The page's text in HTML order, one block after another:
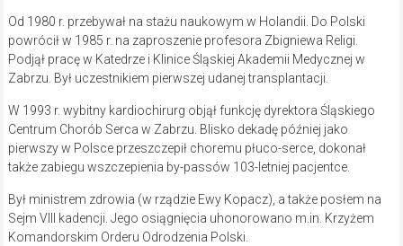
Od 1980 r. przebywał na stażu naukowym w Holandii. Do Polski
powrócił w 1985 r. na zaproszenie profesora Zbigniewa Religi.
Podjął pracę w Katedrze i Klinice Śląskiej Akademii Medycznej w
Zabrzu. Był uczestnikiem pierwszej udanej transplantacji.
W 1993 r. wybitny kardiochirurg objął funkcję dyrektora Śląskiego
Centrum Chorób Serca w Zabrzu. Blisko dekadę później jako
pierwszy w Polsce przeszczepił choremu płuco-serce, dokonał
także zabiegu wszczepienia by-passów 103-letniej pacjentce.
Był ministrem zdrowia (w rządzie Ewy Kopacz), a także posłem na
Sejm VIII kadencji. Jego osiągnięcia uhonorowano m.in. Krzyżem
Komandorskim Orderu Odrodzenia Polski.